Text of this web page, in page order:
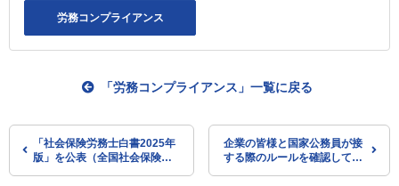
労務コンプライアンス
「社会保険労務士白書2025年
版」を公表（全国社会保険労
「労務コンプライアンス」一覧に戻る
企業の皆様と国家公務員が接
する際のルールを確認してお